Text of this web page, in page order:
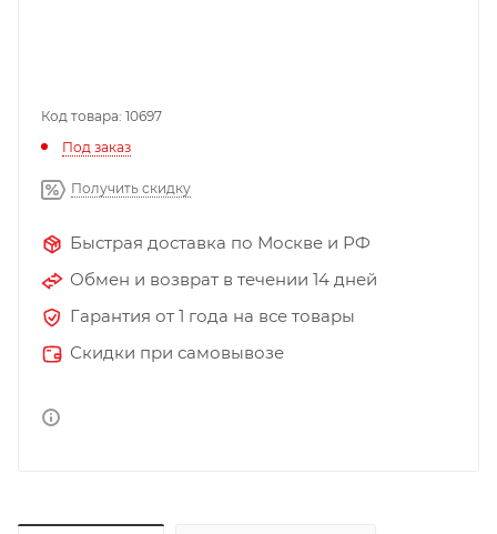
Код товара: 10697
Под заказ
Получить скидку
Быстрая доставка по Москве и РФ
Обмен и возврат в течении 14 дней
Гарантия от 1 года на все товары
Скидки при самовывозе